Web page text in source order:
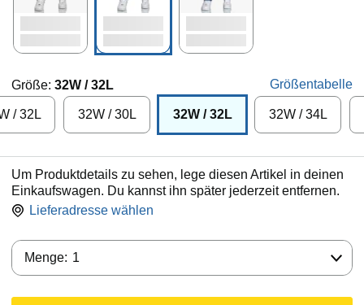
Größe: 32W / 32L Größentabelle
/ 32L 32W / 30L 32W / 32L 32W / 34L
Um Produktdetails zu sehen, lege diesen Artikel in deinen
Einkaufswagen. Du kannst ihn später jederzeit entfernen.
Lieferadresse wählen
Menge: 1